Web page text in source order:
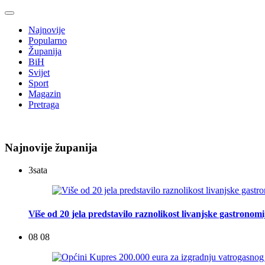
Najnovije
Popularno
Županija
BiH
Svijet
Sport
Magazin
Pretraga
Najnovije županija
3sata
Više od 20 jela predstavilo raznolikost livanjske
08 08